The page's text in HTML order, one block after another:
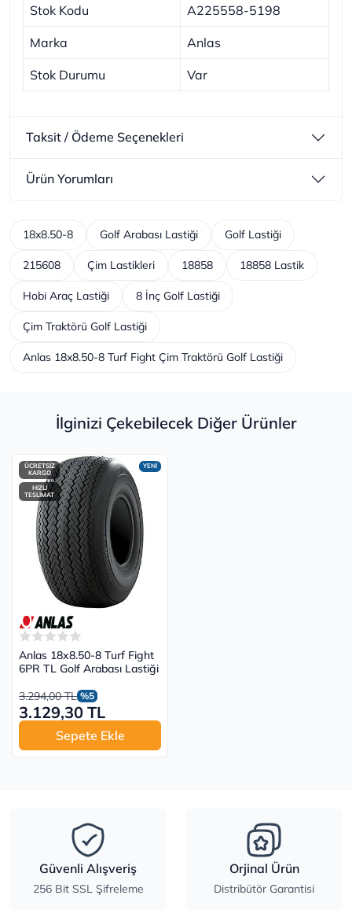
Stok Kodu A225558-5198
Marka Anlas
Stok Durumu Var
Taksit / Ödeme Seçenekleri
Ürün Yorumları
18x8.50-8 Golf Arabası Lastiği Golf Lastiği
215608 Çim Lastikleri 18858 18858 Lastik
Hobi Araç Lastiği 8 İnç Golf Lastiği
Çim Traktörü Golf Lastiği
Anlas 18x8.50-8 Turf Fight Çim Traktörü Golf Lastiği
İlginizi Çekebilecek Diğer Ürünler
YENİ
ÜCRETSİZ
KARGO
HIZLI
TESLİMAT
Anlas 18x8.50-8 Turf Fight
6PR TL Golf Arabası Lastiği
3.294,00 TL %5
3.129,30 TL
Sepete Ekle
Güvenli Alışveriş
256 Bit SSL Şifreleme
Orjinal Ürün
Distribütör Garantisi